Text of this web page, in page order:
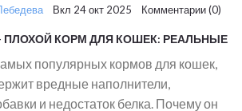
Вкл 24 окт 2025 Комментарии (0)
ПЛОХОЙ КОРМ ДЛЯ КОШЕК: РЕАЛЬНЫЕ
популярных кормов для кошек,
вредные наполнители,
и недостаток белка. Почему он